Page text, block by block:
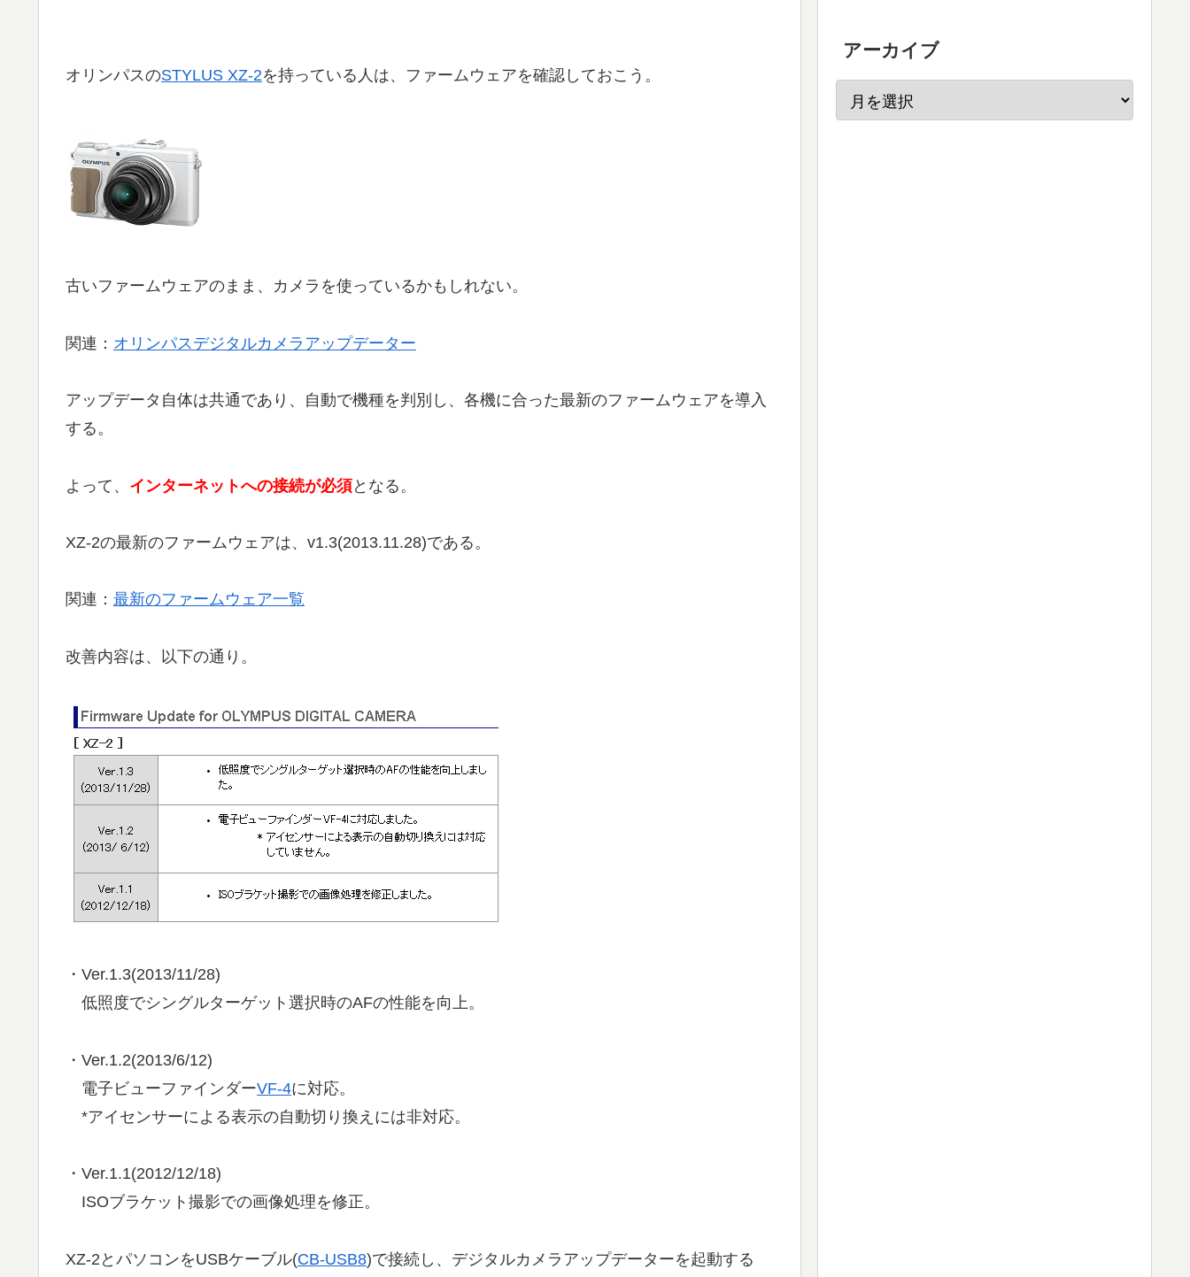
オリンパスのSTYLUS XZ-2を持っている人は、ファームウェアを確認しておこう。
古いファームウェアのまま、カメラを使っているかもしれない。
関連： オリンパスデジタルカメラアップデーター
アップデータ自体は共通であり、自動で機種を判別し、各機に合った最新のファームウェアを導入
する。
よって、 インターネットへの接続が必須となる。
XZ-2の最新のファームウェアは、v1.3(2013.11.28)である。
関連： 最新のファームウェア一覧
改善内容は、以下の通り。
・Ver.1.3(2013/11/28)
低照度でシングルターゲット選択時のAFの性能を向上。
・Ver.1.2(2013/6/12)
電子ビューファインダーVF-4に対応。
*アイセンサーによる表示の自動切り換えには非対応。
・Ver.1.1(2012/12/18)
ISOブラケット撮影での画像処理を修正。
XZ-2とパソコンをUSBケーブル(CB-USB8)で接続し、デジタルカメラアップデーターを起動する
アーカイブ